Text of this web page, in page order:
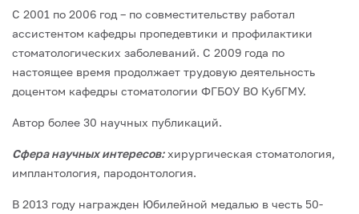
С 2001 по 2006 год – по совместительству работал
ассистентом кафедры пропедевтики и профилактики
стоматологических заболеваний. С 2009 года по
настоящее время продолжает трудовую деятельность
доцентом кафедры стоматологии ФГБОУ ВО КубГМУ.
Автор более 30 научных публикаций.
Сфера научных интересов:хирургическая стоматология,
имплантология, пародонтология.
В 2013 году награжден Юбилейной медалью в честь 50-